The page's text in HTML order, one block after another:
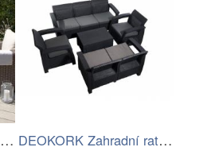
DEOKORK Zahradní ratanová sestava… DEOKORK Zahradní ratanová sestava …